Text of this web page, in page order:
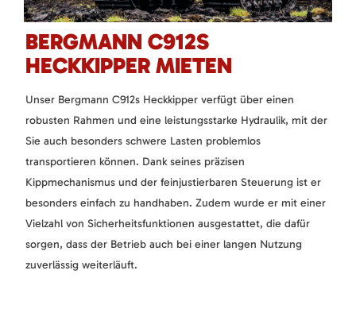
BERGMANN C912S
HECKKIPPER MIETEN
Unser Bergmann C912s Heckkipper verfügt über einen
robusten Rahmen und eine leistungsstarke Hydraulik, mit der
Sie auch besonders schwere Lasten problemlos
transportieren können. Dank seines präzisen
Kippmechanismus und der feinjustierbaren Steuerung ist er
besonders einfach zu handhaben. Zudem wurde er mit einer
Vielzahl von Sicherheitsfunktionen ausgestattet, die dafür
sorgen, dass der Betrieb auch bei einer langen Nutzung
zuverlässig weiterläuft.